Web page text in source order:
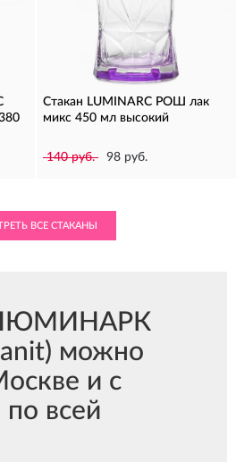
Стакан LUMINARC РОШ лак
микс 450 мл высокий
140 руб. 98 руб.
ВСЕ СТАКАНЫ
можно
и с
по всей